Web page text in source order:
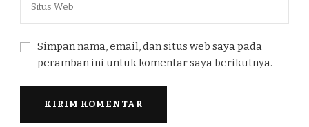
Simpan nama, email, dan situs web saya pada
peramban ini untuk komentar saya berikutnya.